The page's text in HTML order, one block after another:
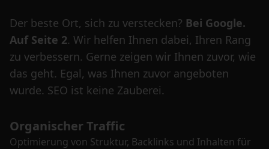
Der beste Ort, sich zu verstecken? Bei Google.
Auf Seite 2. Wir helfen Ihnen dabei, Ihren Rang
zu verbessern. Gerne zeigen wir Ihnen zuvor, wie
das geht. Egal, was Ihnen zuvor angeboten
wurde. SEO ist keine Zauberei.
Optimierung von Struktur, Backlinks und Inhalten für
Organischer Traffic